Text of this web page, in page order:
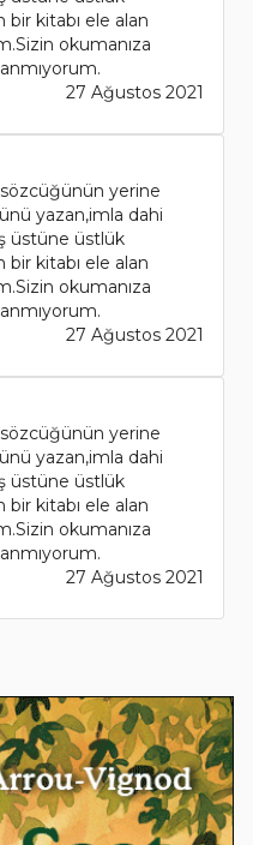
kitabı ele alan
okumanıza
27 Ağustos 2021
sözcüğünün yerine
yazan,imla dahi
üstüne üstlük
kitabı ele alan
okumanıza
27 Ağustos 2021
sözcüğünün yerine
yazan,imla dahi
üstüne üstlük
kitabı ele alan
okumanıza
27 Ağustos 2021